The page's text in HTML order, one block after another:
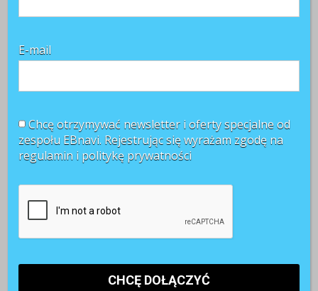
E-mail
Chcę otrzymywać newsletter i oferty specjalne od
zespołu EBnavi. Rejestrując się wyrażam zgodę na
regulamin i politykę prywatności